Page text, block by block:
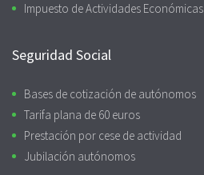
Impuesto de Actividades Económicas
Seguridad Social
Bases de cotización de autónomos
Tarifa plana de 60 euros
Prestación por cese de actividad
Jubilación autónomos